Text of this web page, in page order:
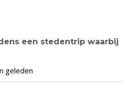
een stedentrip waarbij
geleden